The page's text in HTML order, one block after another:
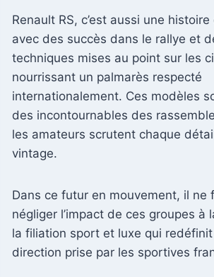
Renault RS, c’est aussi une histoire
avec des succès dans le rallye et
techniques mises au point sur les
nourrissant un palmarès respecté
internationalement. Ces modèles
des incontournables des
les amateurs scrutent chaque
vintage.
Dans ce futur en mouvement, il ne
négliger l’impact de ces groupes à
la filiation sport et luxe qui
direction prise par les sportives